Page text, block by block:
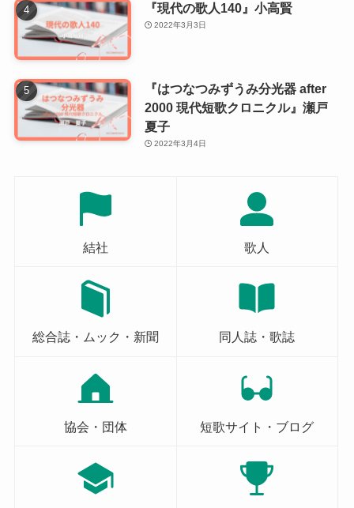
『現代の歌人140』小高賢
2022年3月3日
『はつなつみずうみ分光器 after
2000 現代短歌クロニクル』瀬戸
夏子
2022年3月4日
結社 歌人
総合誌・ムック・新聞 同人誌・歌誌
協会・団体 短歌サイト・ブログ